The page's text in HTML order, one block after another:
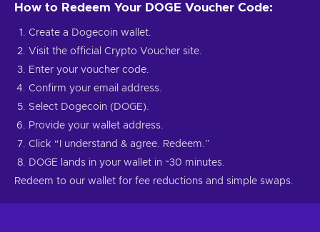
How to Redeem Your DOGE Voucher Code:
Create a Dogecoin wallet.
Visit the official Crypto Voucher site.
Enter your voucher code.
Confirm your email address.
Select Dogecoin (DOGE).
Provide your wallet address.
Click “I understand & agree. Redeem.”
DOGE lands in your wallet in ~30 minutes.
Redeem to our wallet for fee reductions and simple swaps.